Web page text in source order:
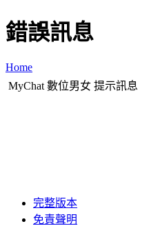
錯誤訊息
Home
MyChat 數位男女 提示訊息
完整版本
免責聲明